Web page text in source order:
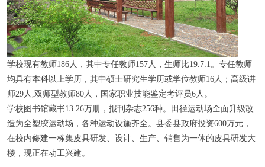
学校现有教师186人，其中专任教师157人，生师比19.7:1。专任教师
均具有本科以上学历，其中硕士研究生学历或学位教师16人；高级讲
师29人,双师型教师80人，国家职业技能鉴定考评员6人。
学校图书馆藏书13.26万册，报刊杂志256种。田径运动场全面升级改
造为全塑胶运动场，各种运动设施齐全。县委县政府投资600万元，
在校内修建一栋集皮具研发、设计、生产、销售为一体的皮具研发大
楼，现正在动工兴建。